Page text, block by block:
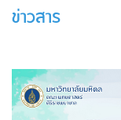
ข่าวสาร